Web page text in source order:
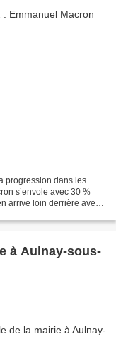
progression dans les
s’envole avec 30 %
arrive loin derrière avec
à Aulnay-sous-